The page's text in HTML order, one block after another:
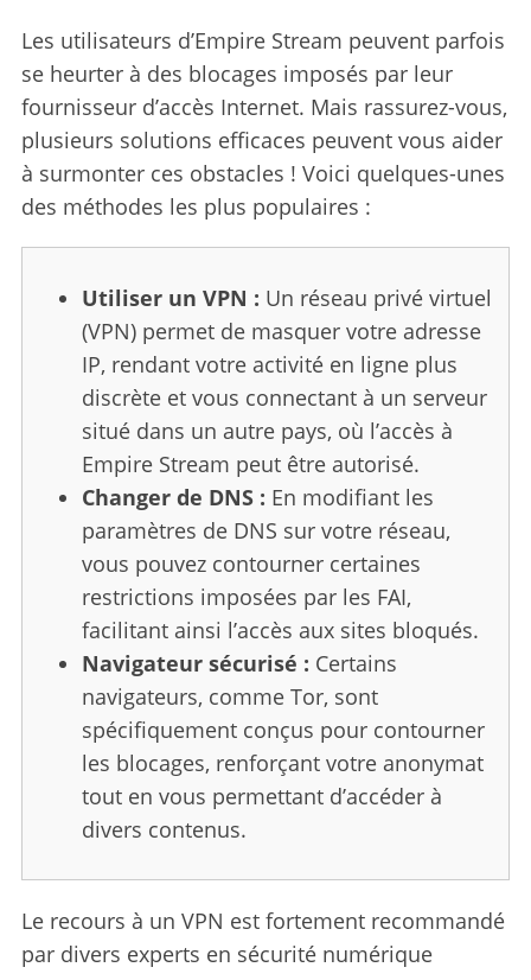
Les utilisateurs d’Empire Stream peuvent parfois
se heurter à des blocages imposés par leur
fournisseur d’accès Internet. Mais rassurez-vous,
plusieurs solutions efficaces peuvent vous aider
à surmonter ces obstacles ! Voici quelques-unes
des méthodes les plus populaires :
Utiliser un VPN : Un réseau privé virtuel
(VPN) permet de masquer votre adresse
IP, rendant votre activité en ligne plus
discrète et vous connectant à un serveur
situé dans un autre pays, où l’accès à
Empire Stream peut être autorisé.
Changer de DNS : En modifiant les
paramètres de DNS sur votre réseau,
vous pouvez contourner certaines
restrictions imposées par les FAI,
facilitant ainsi l’accès aux sites bloqués.
Navigateur sécurisé : Certains
navigateurs, comme Tor, sont
spécifiquement conçus pour contourner
les blocages, renforçant votre anonymat
tout en vous permettant d’accéder à
divers contenus.
Le recours à un VPN est fortement recommandé
par divers experts en sécurité numérique